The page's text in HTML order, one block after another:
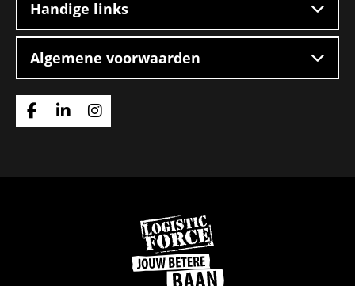
Handige links
Algemene voorwaarden
Ga
Ga
Ga
Ga
naar
de
homepage